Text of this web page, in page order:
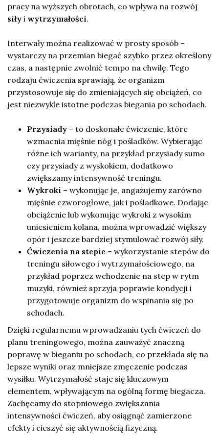
pracy na wyższych obrotach, co wpływa na rozwój
siły i wytrzymałości.
Interwały można realizować w prosty sposób –
wystarczy na przemian biegać szybko przez określony
czas, a następnie zwolnić tempo na chwilę. Tego
rodzaju ćwiczenia sprawiają, że organizm
przystosowuje się do zmieniających się obciążeń, co
jest niezwykle istotne podczas biegania po schodach.
Przysiady – to doskonałe ćwiczenie, które
wzmacnia mięśnie nóg i pośladków. Wybierając
różne ich warianty, na przykład przysiady sumo
czy przysiady z wyskokiem, dodatkowo
zwiększamy intensywność treningu.
Wykroki – wykonując je, angażujemy zarówno
mięśnie czworogłowe, jak i pośladkowe. Dodając
obciążenie lub wykonując wykroki z wysokim
uniesieniem kolana, można wprowadzić większy
opór i jeszcze bardziej stymulować rozwój siły.
Ćwiczenia na stepie – wykorzystanie stepów do
treningu siłowego i wytrzymałościowego, na
przykład poprzez wchodzenie na step w rytm
muzyki, również sprzyja poprawie kondycji i
przygotowuje organizm do wspinania się po
schodach.
Dzięki regularnemu wprowadzaniu tych ćwiczeń do
planu treningowego, można zauważyć znaczną
poprawę w bieganiu po schodach, co przekłada się na
lepsze wyniki oraz mniejsze zmęczenie podczas
wysiłku. Wytrzymałość staje się kluczowym
elementem, wpływającym na ogólną formę biegacza.
Zachęcamy do stopniowego zwiększania
intensywności ćwiczeń, aby osiągnąć zamierzone
efekty i cieszyć się aktywnością fizyczną.